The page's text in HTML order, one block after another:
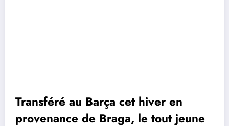
Transféré au Barça cet hiver en
provenance de Braga, le tout jeune